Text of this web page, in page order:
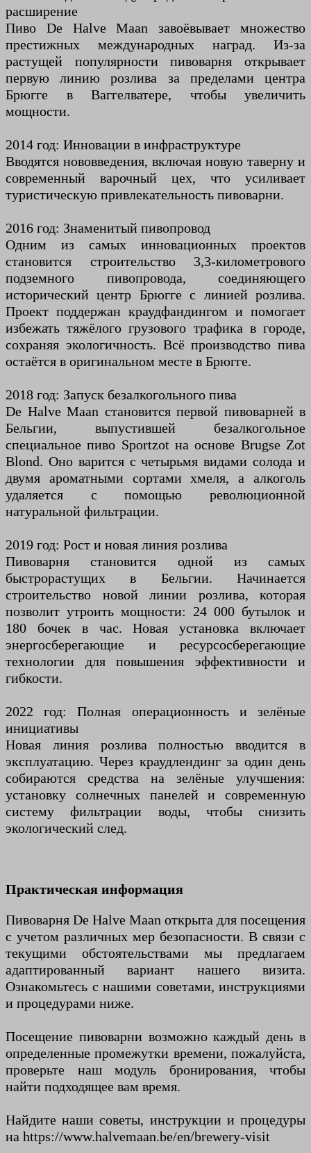
расширение
Пиво De Halve Maan завоёвывает множество
престижных международных наград. Из-за
растущей популярности пивоварня открывает
первую линию розлива за пределами центра
Брюгге в Ваггелватере, чтобы увеличить
мощности.
2014 год: Инновации в инфраструктуре
Вводятся нововведения, включая новую таверну и
современный варочный цех, что усиливает
туристическую привлекательность пивоварни.
2016 год: Знаменитый пивопровод
Одним из самых инновационных проектов
становится строительство 3,3-километрового
подземного пивопровода, соединяющего
исторический центр Брюгге с линией розлива.
Проект поддержан краудфандингом и помогает
избежать тяжёлого грузового трафика в городе,
сохраняя экологичность. Всё производство пива
остаётся в оригинальном месте в Брюгге.
2018 год: Запуск безалкогольного пива
De Halve Maan становится первой пивоварней в
Бельгии, выпустившей безалкогольное
специальное пиво Sportzot на основе Brugse Zot
Blond. Оно варится с четырьмя видами солода и
двумя ароматными сортами хмеля, а алкоголь
удаляется с помощью революционной
натуральной фильтрации.
2019 год: Рост и новая линия розлива
Пивоварня становится одной из самых
быстрорастущих в Бельгии. Начинается
строительство новой линии розлива, которая
позволит утроить мощности: 24 000 бутылок и
180 бочек в час. Новая установка включает
энергосберегающие и ресурсосберегающие
технологии для повышения эффективности и
гибкости.
2022 год: Полная операционность и зелёные
инициативы
Новая линия розлива полностью вводится в
эксплуатацию. Через краудлендинг за один день
собираются средства на зелёные улучшения:
установку солнечных панелей и современную
систему фильтрации воды, чтобы снизить
экологический след.
Практическая информация
Пивоварня De Halve Maan открыта для посещения
с учетом различных мер безопасности. В связи с
текущими обстоятельствами мы предлагаем
адаптированный вариант нашего визита.
Ознакомьтесь с нашими советами, инструкциями
и процедурами ниже.
Посещение пивоварни возможно каждый день в
определенные промежутки времени, пожалуйста,
проверьте наш модуль бронирования, чтобы
найти подходящее вам время.
Найдите наши советы, инструкции и процедуры
на https://www.halvemaan.be/en/brewery-visit